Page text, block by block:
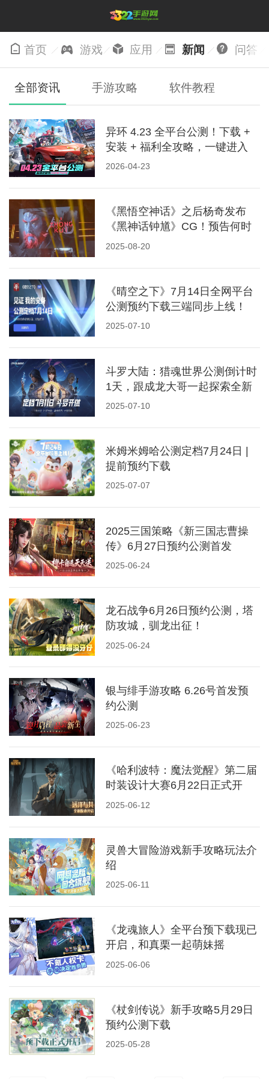
首页 游戏 应用 新闻 问答
全部资讯 手游攻略 软件教程
异环 4.23 全平台公测！下载 +
安装 + 福利全攻略，一键进入
海特洛
2026-04-23
《黑悟空神话》之后杨奇发布
《黑神话钟馗》CG！预告何时
上线
2025-08-20
《晴空之下》7月14日全网平台
公测预约下载三端同步上线！
2025-07-10
斗罗大陆：猎魂世界公测倒计时
1天，跟成龙大哥一起探索全新
猎魂世界
2025-07-10
米姆米姆哈公测定档7月24日 |
提前预约下载
2025-07-07
2025三国策略《新三国志曹操
传》6月27日预约公测首发
2025-06-24
龙石战争6月26日预约公测，塔
防攻城，驯龙出征！
2025-06-24
银与绯手游攻略 6.26号首发预
约公测
2025-06-23
《哈利波特：魔法觉醒》第二届
时装设计大赛6月22日正式开
启！大家快来预约下载
2025-06-12
灵兽大冒险游戏新手攻略玩法介
绍
2025-06-11
《龙魂旅人》全平台预下载现已
开启，和真栗一起萌妹摇
2025-06-06
《杖剑传说》新手攻略5月29日
预约公测下载
2025-05-28